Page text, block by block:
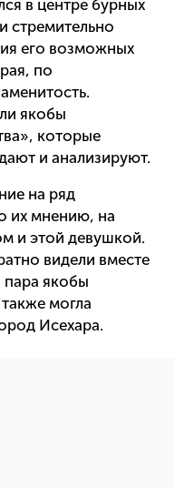
в центре бурных
стремительно
его возможных
по
якобы
которые
и анализируют.
на ряд
их мнению, на
и этой девушкой.
видели вместе
пара якобы
могла
Исехара.